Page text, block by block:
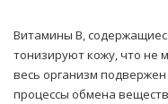
Витамины В,
тонизируют кожу, что не
весь организм
процессы обмена